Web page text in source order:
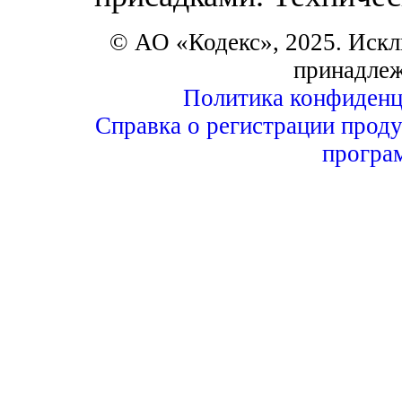
© АО «Кодекс», 2025.
Политика
Справка о регистрации